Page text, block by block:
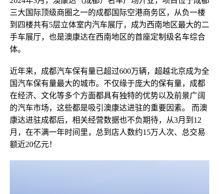
三大国际顶级商圈之一的成都国际空港商务区，
从负一楼
到四楼共有5层立体室内汽车展厅，成为西南地区最大的二
手车展厅，也是澳康达在西南地区的首座定制级名车综合
体。
近年来， 成都汽车保有量已超过600万辆，超越北京成为全
国汽车保有量最大的城市。不仅缘于庞大的保有量，成都
在经济、文化等多个方面都具有独特的优势以及前景广阔
的汽车市场，这些都是吸引澳康达进驻的重要因素。 而澳
康达进驻成都后，相关经营数据也不负期待，从3月到12
月，在不满一年时间里，总到店人数约15万人次、总交易
额近20亿元！